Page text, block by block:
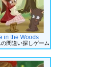
in the Woods
間違い探しゲーム